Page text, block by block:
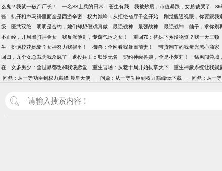
么鬼？我就一破产厂长！
一名SS士兵的日常 苍生有我 我被炒后，市值暴跌，女总裁哭了
酱
扒开相声马褂里面全是西游辛密 权力巅峰：从拒绝省厅千金开始 刚觉醒透视眼，你要跟我
级
医武双绝 明明是合约，她们却想假戏真做 最强战神 最强战神 最强战神 仙子，求你别
不正经，开局暴打拜金女
我反派他哥，专薅气运之女！ 重回70：替妹下乡没物资？我一天三顿
生
扮演校花她爹？女神努力我躺平！ 御兽：全网看我暴虐前妻！ 带货翻车的我曝光黑心商家
回归，九个女总裁为我杀疯了
退役兵王：归途无名 契约神级兽娘，全是小萝莉！ 猛男闯莞城
在
女多男少：全世界都想和我谈恋爱 重生官场：从老干局开始执掌天下 重生神豪系统让我躺
问鼎：从一等功臣到权力巅峰 晨星天使 - 问鼎：从一等功臣到权力巅峰txt下载 - 问鼎：从一